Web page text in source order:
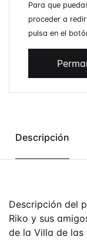
Para que
proceder a
pulsa en el
Descripción
Descripción del
Riko y sus
de la Villa de